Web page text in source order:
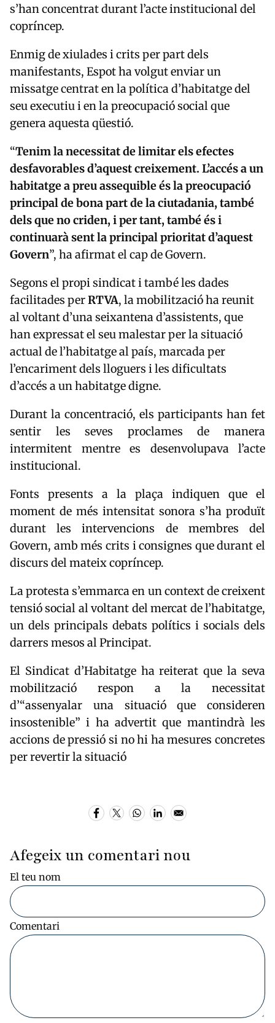
s’han concentrat durant l’acte institucional del
copríncep.
Enmig de xiulades i crits per part dels
manifestants, Espot ha volgut enviar un
missatge centrat en la política d’habitatge del
seu executiu i en la preocupació social que
genera aquesta qüestió.
“Tenim la necessitat de limitar els efectes
desfavorables d’aquest creixement. L’accés a un
habitatge a preu assequible és la preocupació
principal de bona part de la ciutadania, també
dels que no criden, i per tant, també és i
continuarà sent la principal prioritat d’aquest
Govern”, ha afirmat el cap de Govern.
Segons el propi sindicat i també les dades
facilitades perRTVA, la mobilització ha reunit
al voltant d’una seixantena d’assistents, que
han expressat el seu malestar per la situació
actual de l’habitatge al país, marcada per
l’encariment dels lloguers i les dificultats
d’accés a un habitatge digne.
Durant la concentració, els participants han fet
sentir les seves proclames de manera
intermitent mentre es desenvolupava l’acte
institucional.
Fonts presents a la plaça indiquen que el
moment de més intensitat sonora s’ha produït
durant les intervencions de membres del
Govern, amb més crits i consignes que durant el
discurs del mateix copríncep.
La protesta s’emmarca en un context de creixent
tensió social al voltant del mercat de l’habitatge,
un dels principals debats polítics i socials dels
darrers mesos al Principat.
El Sindicat d’Habitatge ha reiterat que la seva
mobilització respon a la necessitat
d’“assenyalar una situació que consideren
insostenible” i ha advertit que mantindrà les
accions de pressió si no hi ha mesures concretes
per revertir la situació
Afegeix un comentari nou
El teu nom
Comentari